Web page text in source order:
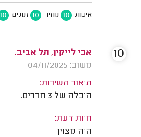
איכות 10 מחיר 10 זמנים 10
אבי לייקין, תל אביב.
משוב: 04/11/2025
תיאור השירות:
הובלה של 3 חדרים.
חוות דעת:
היה מצוין!
10